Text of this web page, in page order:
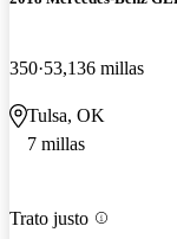
350 53,136 millas
Tulsa, OK
7 millas
Trato justo